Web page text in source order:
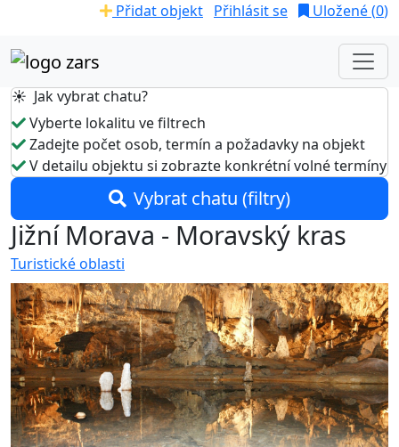
Přidat objekt Přihlásit se Uložené (0)
☀️ Jak vybrat chatu?
Vyberte lokalitu ve filtrech
Zadejte počet osob, termín a požadavky na objekt
V detailu objektu si zobrazte konkrétní volné termíny
Vybrat chatu (filtry)
Jižní Morava - Moravský kras
Turistické oblasti